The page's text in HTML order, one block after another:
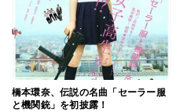
橋本環奈、伝説の名曲「セーラー服
と機関銃」を初披露！